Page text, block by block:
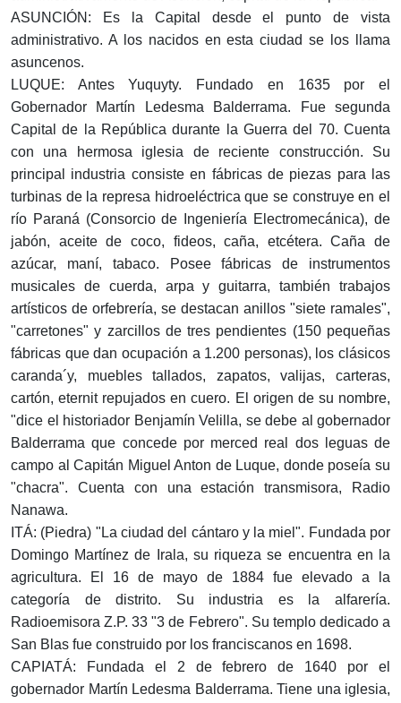
ASUNCIÓN: Es la Capital desde el punto de vista
administrativo. A los nacidos en esta ciudad se los llama
asuncenos.
LUQUE: Antes Yuquyty. Fundado en 1635 por el
Gobernador Martín Ledesma Balderrama. Fue segunda
Capital de la República durante la Guerra del 70. Cuenta
con una hermosa iglesia de reciente construcción. Su
principal industria consiste en fábricas de piezas para las
turbinas de la represa hidroeléctrica que se construye en el
río Paraná (Consorcio de Ingeniería Electromecánica), de
jabón, aceite de coco, fideos, caña, etcétera. Caña de
azúcar, maní, tabaco. Posee fábricas de instrumentos
musicales de cuerda, arpa y guitarra, también trabajos
artísticos de orfebrería, se destacan anillos "siete ramales",
"carretones" y zarcillos de tres pendientes (150 pequeñas
fábricas que dan ocupación a 1.200 personas), los clásicos
caranda´y, muebles tallados, zapatos, valijas, carteras,
cartón, eternit repujados en cuero. El origen de su nombre,
"dice el historiador Benjamín Velilla, se debe al gobernador
Balderrama que concede por merced real dos leguas de
campo al Capitán Miguel Anton de Luque, donde poseía su
"chacra". Cuenta con una estación transmisora, Radio
Nanawa.
ITÁ: (Piedra) "La ciudad del cántaro y la miel". Fundada por
Domingo Martínez de Irala, su riqueza se encuentra en la
agricultura. El 16 de mayo de 1884 fue elevado a la
categoría de distrito. Su industria es la alfarería.
Radioemisora Z.P. 33 "3 de Febrero". Su templo dedicado a
San Blas fue construido por los franciscanos en 1698.
CAPIATÁ: Fundada el 2 de febrero de 1640 por el
gobernador Martín Ledesma Balderrama. Tiene una iglesia,